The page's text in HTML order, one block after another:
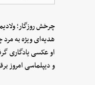
چرخش روزگار؛
هدیه‌ای ویژه به
او عکسی یادگاری
و دیپلماسی امروز